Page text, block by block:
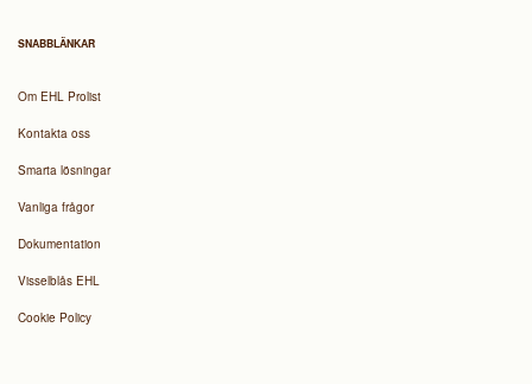
SNABBLÄNKAR
Om EHL Prolist
Kontakta oss
Smarta lösningar
Vanliga frågor
Dokumentation
Visselblås EHL
Cookie Policy